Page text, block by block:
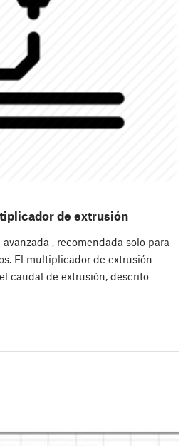
de extrusión
, recomendada solo para
El multiplicador de extrusión
caudal de extrusión, descrito